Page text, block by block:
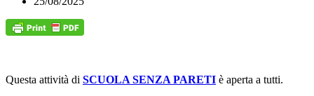
Questa attività di SCUOLA SENZA PARETI è aperta a tutti.